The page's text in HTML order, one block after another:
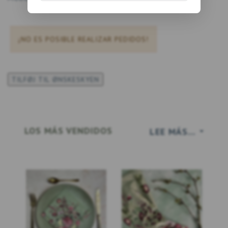
¡NO ES POSIBLE REALIZAR PEDIDOS!
TILFØJ TIL ØNSKESKYEN
LEE MÁS...
LOS MÁS VENDIDOS